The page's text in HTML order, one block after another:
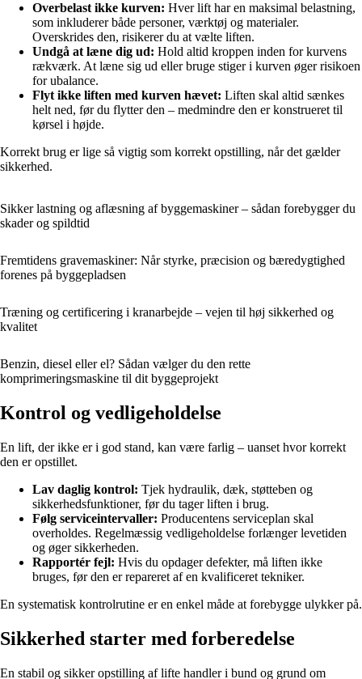
Overbelast ikke kurven: Hver lift har en maksimal belastning,
som inkluderer både personer, værktøj og materialer.
Overskrides den, risikerer du at vælte liften.
Undgå at læne dig ud: Hold altid kroppen inden for kurvens
rækværk. At læne sig ud eller bruge stiger i kurven øger risikoen
for ubalance.
Flyt ikke liften med kurven hævet: Liften skal altid sænkes
helt ned, før du flytter den – medmindre den er konstrueret til
kørsel i højde.
Korrekt brug er lige så vigtig som korrekt opstilling, når det gælder
sikkerhed.
Sikker lastning og aflæsning af byggemaskiner – sådan forebygger du
skader og spildtid
Fremtidens gravemaskiner: Når styrke, præcision og bæredygtighed
forenes på byggepladsen
Træning og certificering i kranarbejde – vejen til høj sikkerhed og
kvalitet
Benzin, diesel eller el? Sådan vælger du den rette
komprimeringsmaskine til dit byggeprojekt
Kontrol og vedligeholdelse
En lift, der ikke er i god stand, kan være farlig – uanset hvor korrekt
den er opstillet.
Lav daglig kontrol: Tjek hydraulik, dæk, støtteben og
sikkerhedsfunktioner, før du tager liften i brug.
Følg serviceintervaller: Producentens serviceplan skal
overholdes. Regelmæssig vedligeholdelse forlænger levetiden
og øger sikkerheden.
Rapportér fejl: Hvis du opdager defekter, må liften ikke
bruges, før den er repareret af en kvalificeret tekniker.
En systematisk kontrolrutine er en enkel måde at forebygge ulykker på.
Sikkerhed starter med forberedelse
En stabil og sikker opstilling af lifte handler i bund og grund om